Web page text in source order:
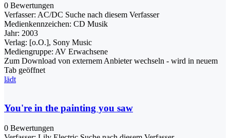
0 Bewertungen
Verfasser: AC/DC Suche nach diesem Verfasser
Medienkennzeichen: CD Musik
Jahr: 2003
Verlag: [o.O.], Sony Music
Mediengruppe: AV Erwachsene
Zum Download von externem Anbieter wechseln - wird in neuem
Tab geöffnet
lädt
You're in the painting you saw
0 Bewertungen